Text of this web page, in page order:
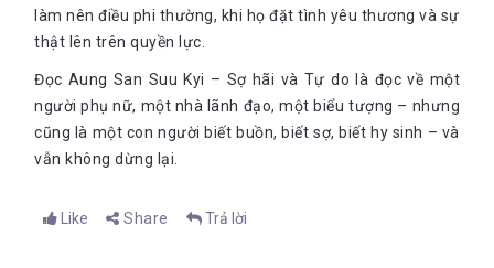
làm nên điều phi thường, khi họ đặt tình yêu thương và sự
thật lên trên quyền lực.
Đọc Aung San Suu Kyi – Sợ hãi và Tự do là đọc về một
người phụ nữ, một nhà lãnh đạo, một biểu tượng – nhưng
cũng là một con người biết buồn, biết sợ, biết hy sinh – và
vẫn không dừng lại.
Like Share Trả lời